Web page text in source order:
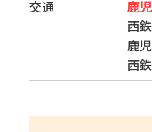
交通
鹿
西
鹿
西